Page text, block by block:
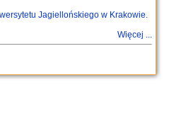
Jagiellońskiego w Krakowie.
Więcej ...